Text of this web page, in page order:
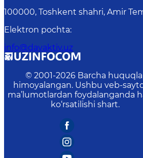
100000, Toshkent shahri, Amir
Elektron pochta:
info@davaktiv.uz
© 2001-2026 Barcha
himoyalangan. Ushbu veb-
ma’lumotlardan foydalanganda
ko‘rsatilishi shart.